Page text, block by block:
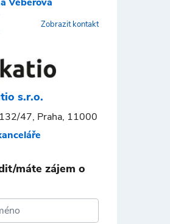
746 148Zobrazit kontakt
s.r.o.
47, Praha, 11000
máte zájem o